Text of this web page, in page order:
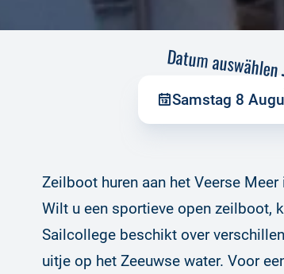
Datum auswählen
Samstag 8
Zeilboot huren aan het Veerse Meer
Wilt u een sportieve open zeilboot,
Sailcollege beschikt over
uitje op het Zeeuwse water. Voor